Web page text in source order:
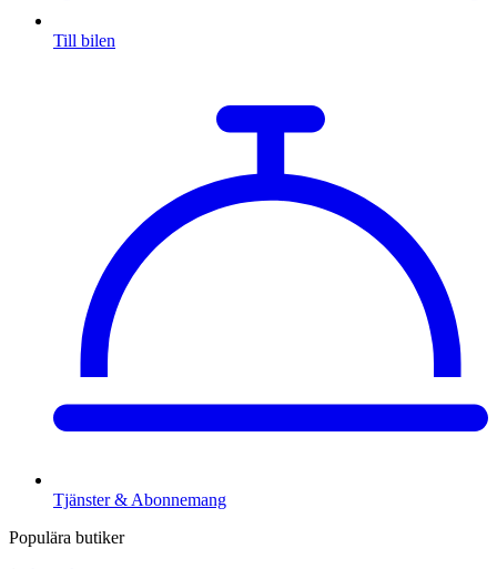
Till bilen
Tjänster & Abonnemang
Populära butiker